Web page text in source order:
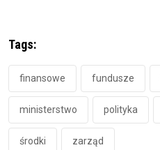
Tags:
finansowe fundusze
ministerstwo polityka
środki zarząd